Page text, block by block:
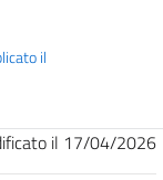
il
il 17/04/2026